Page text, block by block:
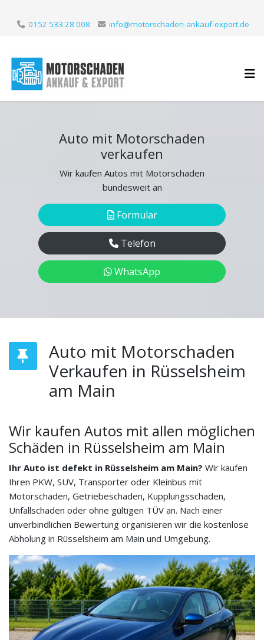
0152 533 28 008 info@motorschaden-ankauf-export.de
Auto mit Motorschaden
verkaufen
Wir kaufen Autos mit Motorschaden
bundesweit an
Formular
Telefon
WhatsApp
Auto mit Motorschaden
Verkaufen in Rüsselsheim
am Main
Wir kaufen Autos mit allen möglichen
Schäden in Rüsselsheim am Main
Ihr Auto ist defekt in Rüsselsheim am Main? Wir kaufen
Ihren PKW, SUV, Transporter oder Kleinbus mit
Motorschaden, Getriebeschaden, Kupplungsschaden,
Unfallschaden oder ohne gültigen TÜV an. Nach einer
unverbindlichen Bewertung organisieren wir die kostenlose
Abholung in Rüsselsheim am Main und Umgebung.